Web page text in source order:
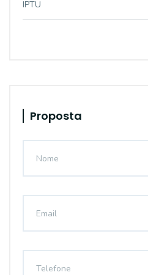
IPTU
Proposta